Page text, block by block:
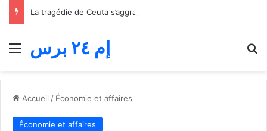
Menu إم ٢٤ برس
Accueil / Économie et affaires
Économie et affaires